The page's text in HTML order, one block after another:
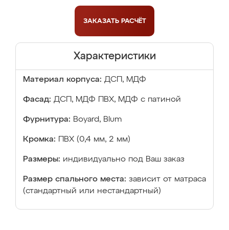
ЗАКАЗАТЬ РАСЧЁТ
Характеристики
Материал корпуса: ДСП, МДФ
Фасад: ДСП, МДФ ПВХ, МДФ с патиной
Фурнитура: Boyard, Blum
Кромка: ПВХ (0,4 мм, 2 мм)
Размеры: индивидуально под Ваш заказ
Размер спального места: зависит от матраса
(стандартный или нестандартный)